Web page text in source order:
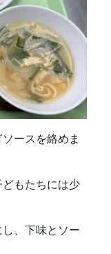
ースを絡めま
もたちには少
、下味とソー